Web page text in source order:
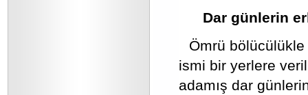
Dar günlerin
Ömrü
ismi bir yerlere
adamış dar